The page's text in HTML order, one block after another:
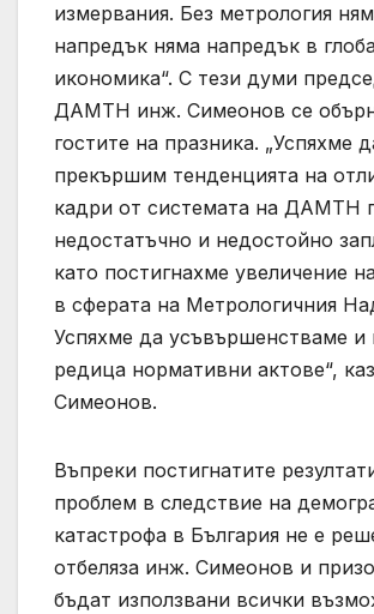
измервания. Без метрология
напредък няма напредък в
икономика“. С тези думи
ДАМТН инж. Симеонов се
гостите на празника. „Успяхме
прекършим тенденцията на
кадри от системата на ДАМТН
недостатъчно и недостойно
като постигнахме увеличение
в сферата на Метрологичния
Успяхме да усъвършенстваме
редица нормативни актове“,
Симеонов.
Въпреки постигнатите
проблем в следствие на
катастрофа в България не е
отбеляза инж. Симеонов и
бъдат използвани всички